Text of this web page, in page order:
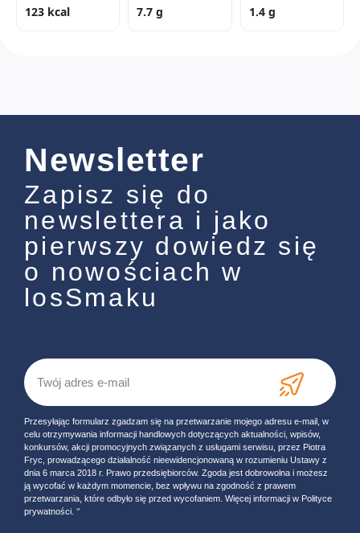
123 kcal 7.7 g 1.4 g
Newsletter
Zapisz się do
newslettera i jako
pierwszy dowiedz się
o nowościach w
losSmaku
Przesyłając formularz zgadzam się na przetwarzanie mojego adresu e-mail, w
celu otrzymywania informacji handlowych dotyczących aktualności, wpisów,
konkursów, akcji promocyjnych związanych z usługami serwisu, przez Piotra
Fryc, prowadzącego działalność nieewidencjonowaną w rozumieniu Ustawy z
dnia 6 marca 2018 r. Prawo przedsiębiorców. Zgoda jest dobrowolna i możesz
ją wycofać w każdym momencie, bez wpływu na zgodność z prawem
przetwarzania, które odbyło się przed wycofaniem. Więcej informacji w Polityce
prywatności. ‘’